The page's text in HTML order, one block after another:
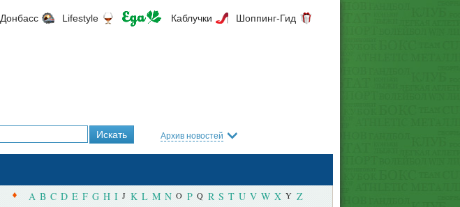
Донбасс Lifestyle Каблучки Шоппинг-Гид
Архив новостей
A B C D E F G H I J K L M N O P Q R S T U V W X Y Z